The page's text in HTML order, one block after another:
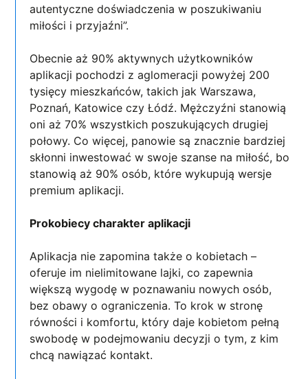
autentyczne doświadczenia w poszukiwaniu
miłości i przyjaźni”.
Obecnie aż 90% aktywnych użytkowników
aplikacji pochodzi z aglomeracji powyżej 200
tysięcy mieszkańców, takich jak Warszawa,
Poznań, Katowice czy Łódź. Mężczyźni stanowią
oni aż 70% wszystkich poszukujących drugiej
połowy. Co więcej, panowie są znacznie bardziej
skłonni inwestować w swoje szanse na miłość, bo
stanowią aż 90% osób, które wykupują wersje
premium aplikacji.
Prokobiecy charakter aplikacji
Aplikacja nie zapomina także o kobietach –
oferuje im nielimitowane lajki, co zapewnia
większą wygodę w poznawaniu nowych osób,
bez obawy o ograniczenia. To krok w stronę
równości i komfortu, który daje kobietom pełną
swobodę w podejmowaniu decyzji o tym, z kim
chcą nawiązać kontakt.